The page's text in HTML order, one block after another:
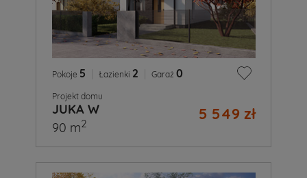
Pokoje 5 Łazienki 2 Garaż 0
Projekt domu
JUKA W 5 549 zł
90 m2